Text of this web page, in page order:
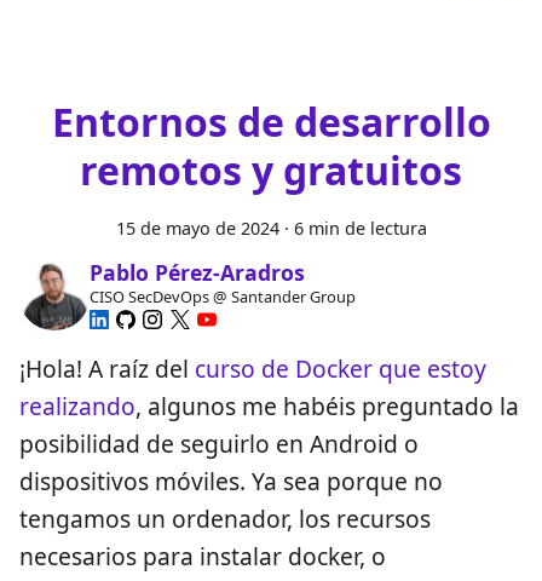
Entornos de desarrollo
remotos y gratuitos
15 de mayo de 2024· 6 min de lectura
Pablo Pérez-Aradros
CISO SecDevOps @ Santander Group
¡Hola! A raíz del curso de Docker que estoy
realizando, algunos me habéis preguntado la
posibilidad de seguirlo en Android o
dispositivos móviles. Ya sea porque no
tengamos un ordenador, los recursos
necesarios para instalar docker, o